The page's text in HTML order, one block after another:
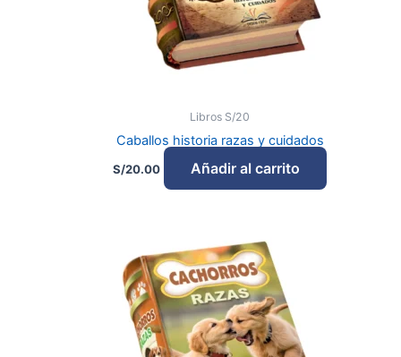
Libros S/20
Caballos historia razas y cuidados
S/20.00 Añadir al carrito